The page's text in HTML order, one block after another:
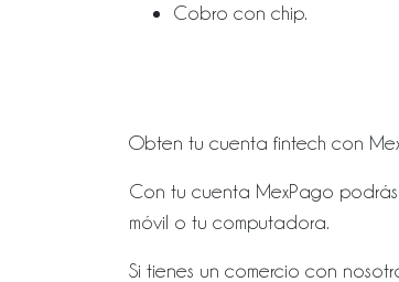
Cobro con chip.
Obten tu cuenta fintech con
Con tu cuenta MexPago
móvil o tu computadora.
Si tienes un comercio con